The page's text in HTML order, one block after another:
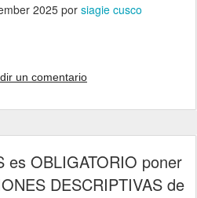
2025por siagie cusco
un comentario
es OBLIGATORIO poner
DESCRIPTIVAS de